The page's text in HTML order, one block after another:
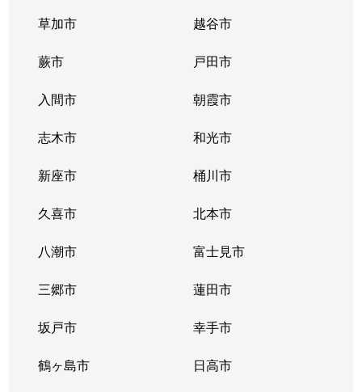
草加市 越谷市
蕨市 戸田市
入間市 朝霞市
志木市 和光市
新座市 桶川市
久喜市 北本市
八潮市 富士見市
三郷市 蓮田市
坂戸市 幸手市
鶴ヶ島市 日高市